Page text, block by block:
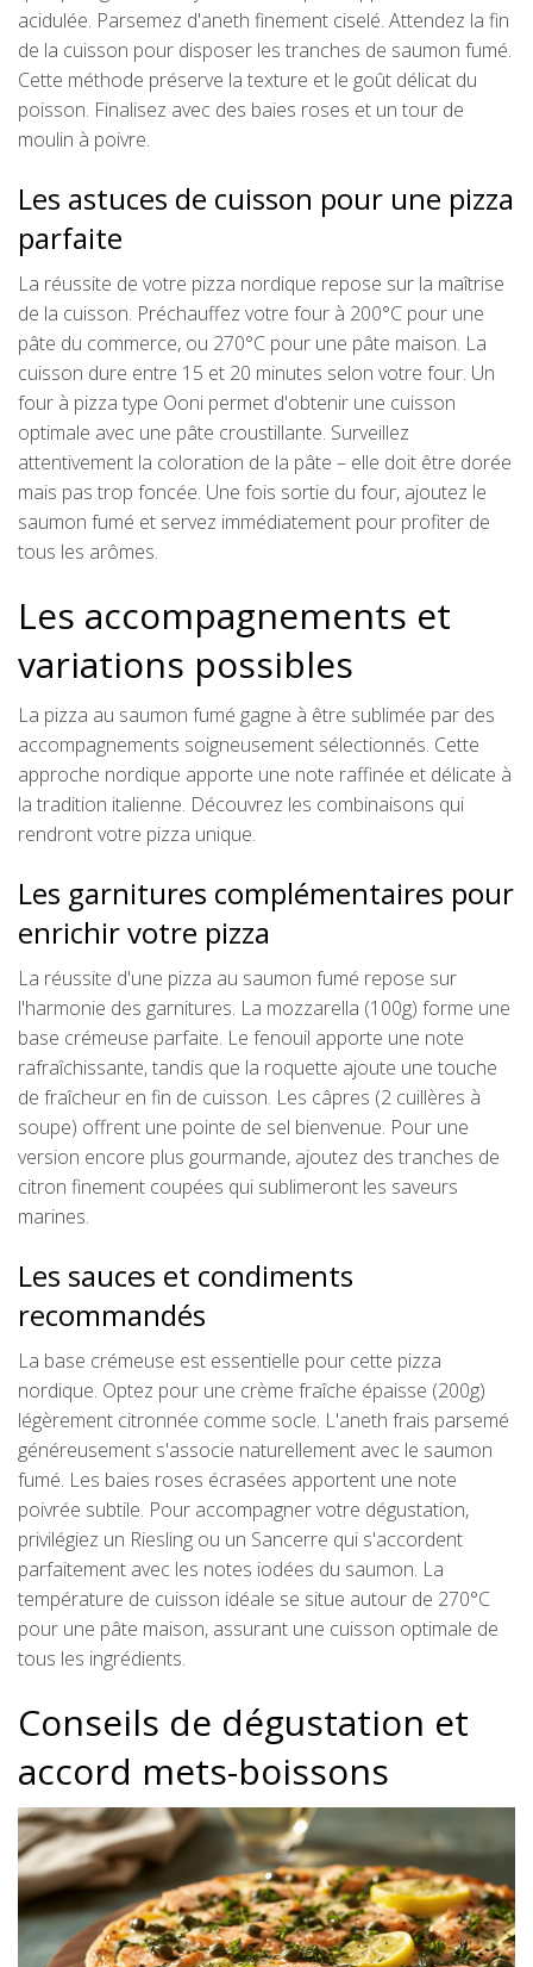
acidulée. Parsemez d'aneth finement ciselé. Attendez la fin
de la cuisson pour disposer les tranches de saumon fumé.
Cette méthode préserve la texture et le goût délicat du
poisson. Finalisez avec des baies roses et un tour de
moulin à poivre.
Les astuces de cuisson pour une pizza
parfaite
La réussite de votre pizza nordique repose sur la maîtrise
de la cuisson. Préchauffez votre four à 200°C pour une
pâte du commerce, ou 270°C pour une pâte maison. La
cuisson dure entre 15 et 20 minutes selon votre four. Un
four à pizza type Ooni permet d'obtenir une cuisson
optimale avec une pâte croustillante. Surveillez
attentivement la coloration de la pâte – elle doit être dorée
mais pas trop foncée. Une fois sortie du four, ajoutez le
saumon fumé et servez immédiatement pour profiter de
tous les arômes.
Les accompagnements et
variations possibles
La pizza au saumon fumé gagne à être sublimée par des
accompagnements soigneusement sélectionnés. Cette
approche nordique apporte une note raffinée et délicate à
la tradition italienne. Découvrez les combinaisons qui
rendront votre pizza unique.
Les garnitures complémentaires pour
enrichir votre pizza
La réussite d'une pizza au saumon fumé repose sur
l'harmonie des garnitures. La mozzarella (100g) forme une
base crémeuse parfaite. Le fenouil apporte une note
rafraîchissante, tandis que la roquette ajoute une touche
de fraîcheur en fin de cuisson. Les câpres (2 cuillères à
soupe) offrent une pointe de sel bienvenue. Pour une
version encore plus gourmande, ajoutez des tranches de
citron finement coupées qui sublimeront les saveurs
marines.
Les sauces et condiments
recommandés
La base crémeuse est essentielle pour cette pizza
nordique. Optez pour une crème fraîche épaisse (200g)
légèrement citronnée comme socle. L'aneth frais parsemé
généreusement s'associe naturellement avec le saumon
fumé. Les baies roses écrasées apportent une note
poivrée subtile. Pour accompagner votre dégustation,
privilégiez un Riesling ou un Sancerre qui s'accordent
parfaitement avec les notes iodées du saumon. La
température de cuisson idéale se situe autour de 270°C
pour une pâte maison, assurant une cuisson optimale de
tous les ingrédients.
Conseils de dégustation et
accord mets-boissons